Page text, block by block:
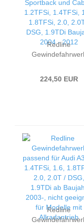
Redline
1.2TFSi, 1.4TFSi,
224,50 EUR
Redline